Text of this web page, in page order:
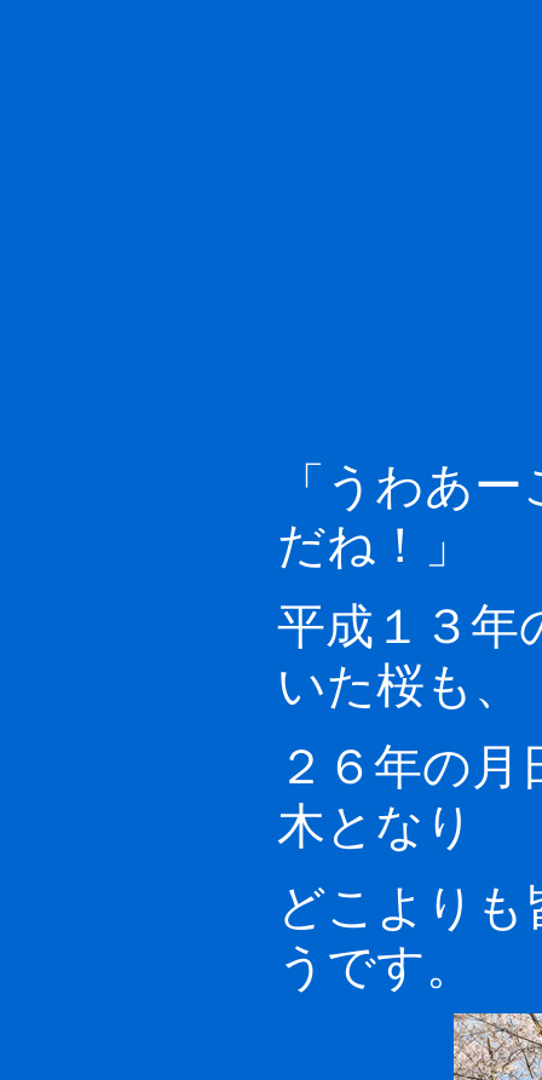
「うわあ
だね！」
平成１３年
いた桜も、
２６年の
木となり
どこより
うです。